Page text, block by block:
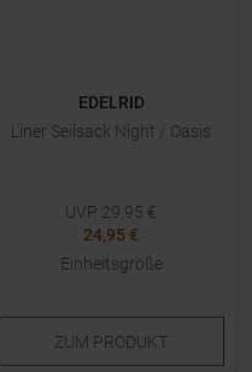
EDELRID
Liner Seilsack Night / Oasis
UVP 29,95 €
24,95 €
Einheitsgröße
ZUM PRODUKT